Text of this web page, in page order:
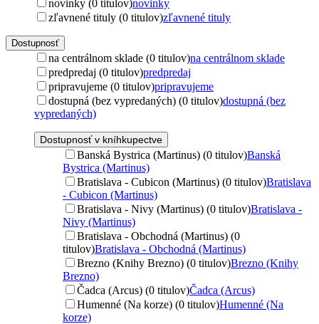
novinky (0 titulov)novinky
zľavnené tituly (0 titulov)zľavnené tituly
Dostupnosť
na centrálnom sklade (0 titulov)na centrálnom sklade
predpredaj (0 titulov)predpredaj
pripravujeme (0 titulov)pripravujeme
dostupná (bez vypredaných) (0 titulov)dostupná (bez
vypredaných)
Dostupnosť v kníhkupectve
Banská Bystrica (Martinus) (0 titulov)Banská
Bystrica (Martinus)
Bratislava - Cubicon (Martinus) (0 titulov)Bratislava
- Cubicon (Martinus)
Bratislava - Nivy (Martinus) (0 titulov)Bratislava -
Nivy (Martinus)
Bratislava - Obchodná (Martinus) (0
titulov)Bratislava - Obchodná (Martinus)
Brezno (Knihy Brezno) (0 titulov)Brezno (Knihy
Brezno)
Čadca (Arcus) (0 titulov)Čadca (Arcus)
Humenné (Na korze) (0 titulov)Humenné (Na
korze)